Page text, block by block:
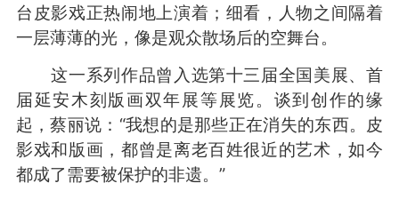
台皮影戏正热闹地上演着；细看，人物之间隔着
一层薄薄的光，像是观众散场后的空舞台。
这一系列作品曾入选第十三届全国美展、首
届延安木刻版画双年展等展览。谈到创作的缘
起，蔡丽说：“我想的是那些正在消失的东西。皮
影戏和版画，都曾是离老百姓很近的艺术，如今
都成了需要被保护的非遗。”